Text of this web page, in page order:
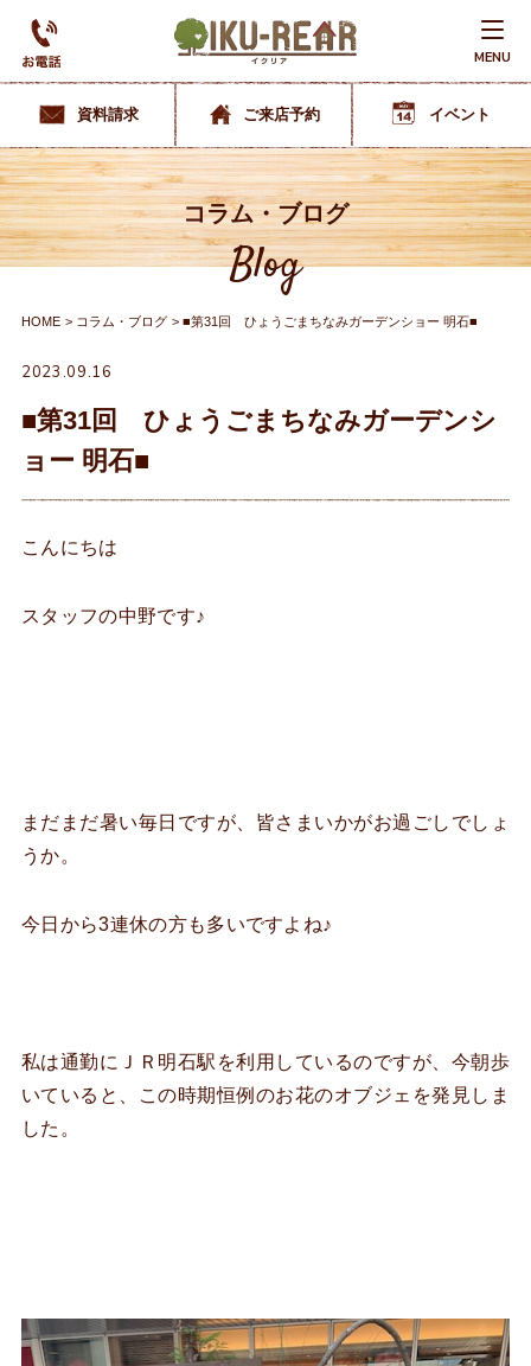
MENU
資料請求 ご来店予約 イベント
コラム・ブログ
Blog
HOME コラム・ブログ ■第31回 ひょうごまちなみガーデンショー 明石■
2023.09.16
■第31回 ひょうごまちなみガーデンシ
ョー 明石■
こんにちは
スタッフの中野です♪
まだまだ暑い毎日ですが、皆さまいかがお過ごしでしょ
うか。
今日から3連休の方も多いですよね♪
私は通勤にＪＲ明石駅を利用しているのですが、今朝歩
いていると、この時期恒例のお花のオブジェを発見しま
した。